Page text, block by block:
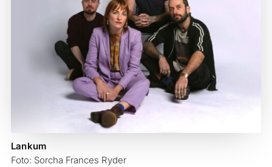
Lankum
Foto: Sorcha Frances Ryder